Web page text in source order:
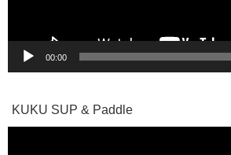
00:00
KUKU SUP & Paddle